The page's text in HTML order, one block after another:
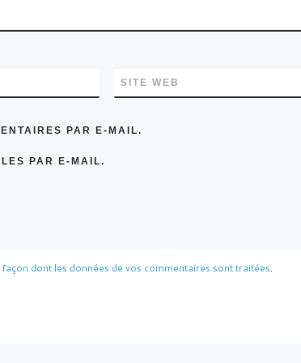
SITE WEB
PAR E-MAIL.
PAR E-MAIL.
façon dont les données de vos commentaires sont traitées.